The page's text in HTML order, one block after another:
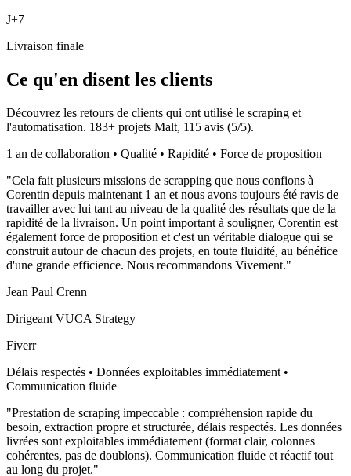
J+7
Livraison finale
Ce qu'en disent les clients
Découvrez les retours de clients qui ont utilisé le scraping et
l'automatisation. 183+ projets Malt, 115 avis (5/5).
1 an de collaboration • Qualité • Rapidité • Force de proposition
"Cela fait plusieurs missions de scrapping que nous confions à
Corentin depuis maintenant 1 an et nous avons toujours été ravis de
travailler avec lui tant au niveau de la qualité des résultats que de la
rapidité de la livraison. Un point important à souligner, Corentin est
également force de proposition et c'est un véritable dialogue qui se
construit autour de chacun des projets, en toute fluidité, au bénéfice
d'une grande efficience. Nous recommandons Vivement."
Jean Paul Crenn
Dirigeant VUCA Strategy
Fiverr
Délais respectés • Données exploitables immédiatement •
Communication fluide
"Prestation de scraping impeccable : compréhension rapide du
besoin, extraction propre et structurée, délais respectés. Les données
livrées sont exploitables immédiatement (format clair, colonnes
cohérentes, pas de doublons). Communication fluide et réactif tout
au long du projet."